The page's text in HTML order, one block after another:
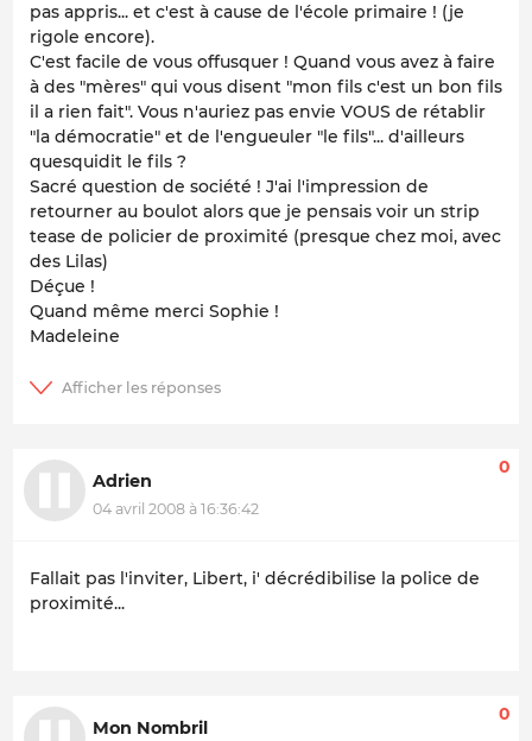
pas appris... et c'est à cause de l'école primaire ! (je
rigole encore).
C'est facile de vous offusquer ! Quand vous avez à faire
à des "mères" qui vous disent "mon fils c'est un bon fils
il a rien fait". Vous n'auriez pas envie VOUS de rétablir
"la démocratie" et de l'engueuler "le fils"... d'ailleurs
quesquidit le fils ?
Sacré question de société ! J'ai l'impression de
retourner au boulot alors que je pensais voir un strip
tease de policier de proximité (presque chez moi, avec
des Lilas)
Déçue !
Quand même merci Sophie !
Madeleine
Adrien
04 avril 2008 à 16:36:42
0
Fallait pas l'inviter, Libert, i' décrédibilise la police de
proximité...
Mon Nombril
0